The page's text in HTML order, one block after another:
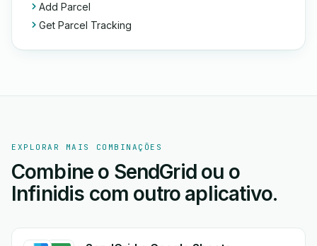
Add Parcel
Get Parcel Tracking
EXPLORAR MAIS COMBINAÇÕES
Combine o SendGrid ou o
Infinidis com outro aplicativo.